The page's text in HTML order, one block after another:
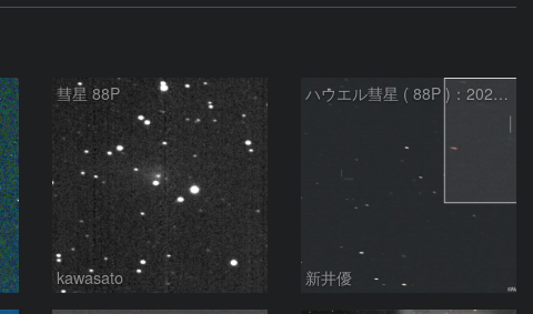
彗星 88P
kawasato
ハウエル彗星 ( 88P )：2026/07/20
新井優